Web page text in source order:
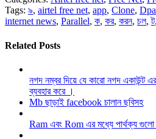
Tags: ৯, airtel free net, app, Clone,
internet news, Parallel, ক, কর, করন, চল,ট
Related Posts
নগদ নম্বর দিয়ে যে কারো নগদ একাউন্ট
ব্যবহার করে ।
Mb ছাড়াই facebook চালান ছবিসহ
Ram এবং Rom এর মধ্যে পার্থক্য গুলো